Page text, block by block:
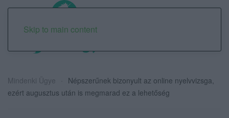
Skip to main content
Mindenki Ügye
Népszerűnek bizonyult az online nyelvvizsga,
ezért augusztus után is megmarad ez a lehetőség